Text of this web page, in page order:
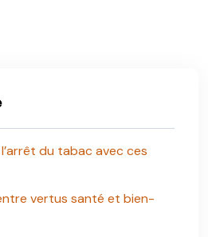
du tabac avec ces
vertus santé et bien-